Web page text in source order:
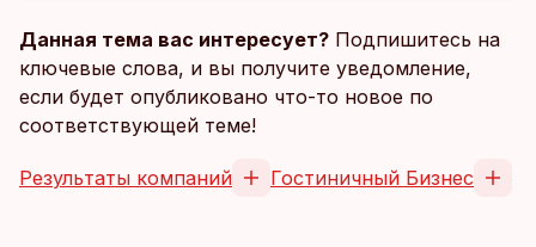
Данная тема вас интересует? Подпишитесь на
ключевые слова, и вы получите уведомление,
если будет опубликовано что-то новое по
соответствующей теме!
Результаты компаний Гостиничный Бизнес